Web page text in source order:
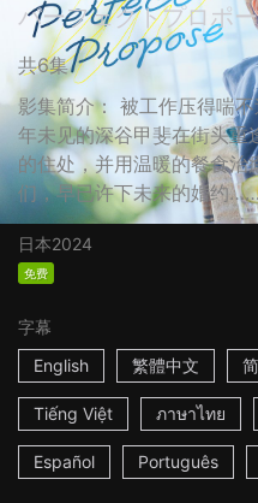
パーフェクトプロポ
共6集
影集简介： 被工作压得喘
年未见的深谷甲斐在街头重
的住处，并用温暖的餐食
们，早已许下未来的婚约
日本2024
免费
字幕
English
繁體中文
Tiếng Việt ภาษาไทย
Español Português